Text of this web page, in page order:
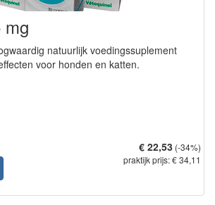
mg
natuurlijk voedingssuplement
voor honden en katten.
€ 22,53 (-34%)
praktijk prijs: € 34,11